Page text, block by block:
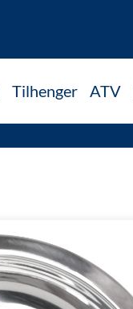
Tilhenger ATV